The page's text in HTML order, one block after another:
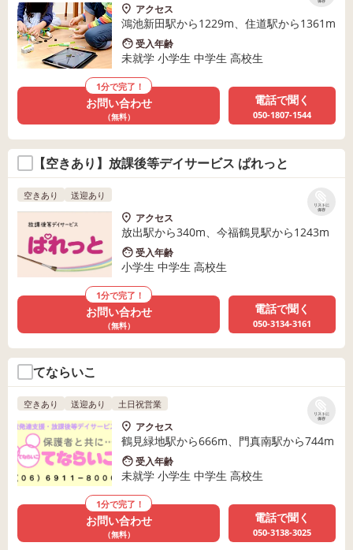
アクセス
鴻池新田駅から1229m、住道駅から1361m
受入年齢
未就学 小学生 中学生 高校生
1分で完了！
お問い合わせ
（無料）
電話で聞く
050-1807-1544
【空きあり】放課後等デイサービス ぱれっと
リストに
保存
空きあり 送迎あり
アクセス
放出駅から340m、今福鶴見駅から1243m
受入年齢
小学生 中学生 高校生
1分で完了！
お問い合わせ
（無料）
電話で聞く
050-3134-3161
てならいこ
リストに
保存
空きあり 送迎あり 土日祝営業
アクセス
鶴見緑地駅から666m、門真南駅から744m
受入年齢
未就学 小学生 中学生 高校生
1分で完了！
お問い合わせ
（無料）
電話で聞く
050-3138-3025